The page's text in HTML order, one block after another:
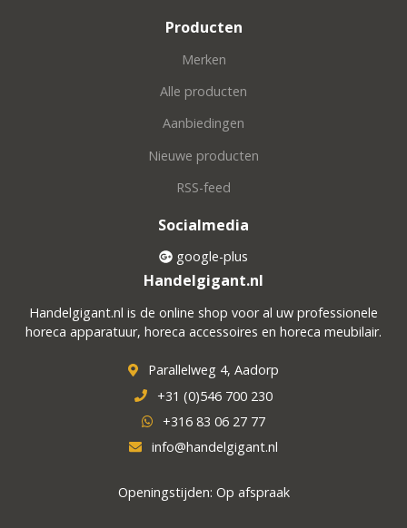
Producten
Merken
Alle producten
Aanbiedingen
Nieuwe producten
RSS-feed
Socialmedia
google-plus
Handelgigant.nl
Handelgigant.nl is de online shop voor al uw professionele
horeca apparatuur, horeca accessoires en horeca meubilair.
Parallelweg 4, Aadorp
+31 (0)546 700 230
+316 83 06 27 77
info@handelgigant.nl
Openingstijden: Op afspraak